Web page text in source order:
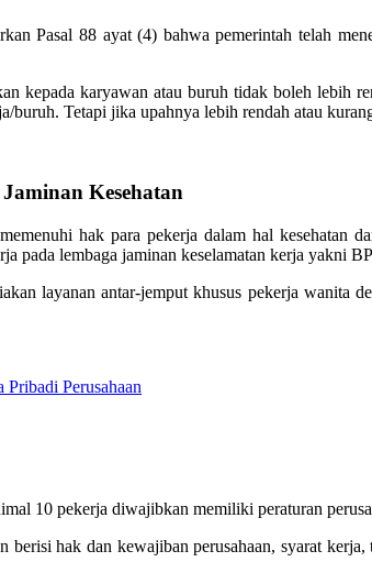
Pasal 88 ayat (4) bahwa pemerintah telah
kepada karyawan atau buruh tidak boleh lebih
buruh. Tetapi jika upahnya lebih rendah atau
Kesehatan
hak para pekerja dalam hal kesehatan
pada lembaga jaminan keselamatan kerja yakni
layanan antar-jemput khusus pekerja
Pribadi Perusahaan
10 pekerja diwajibkan memiliki peraturan
berisi hak dan kewajiban perusahaan, syarat